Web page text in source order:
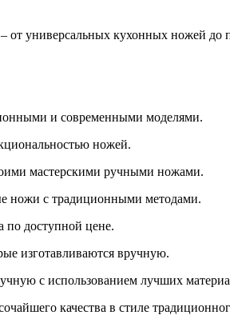
от универсальных кухонных ножей
и современными моделями.
ножей.
мастерскими ручными ножами.
ножи с традиционными методами.
по доступной цене.
изготавливаются вручную.
с использованием лучших
качества в стиле